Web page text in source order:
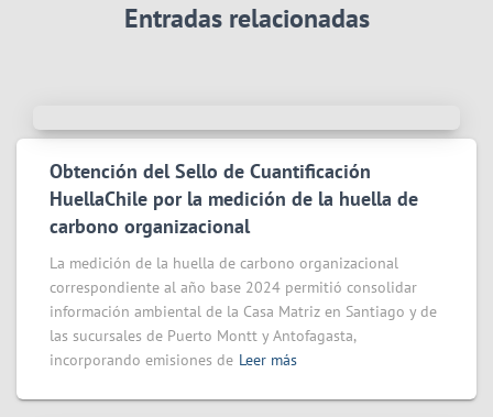
Entradas relacionadas
Obtención del Sello de Cuantificación
HuellaChile por la medición de la huella de
carbono organizacional
La medición de la huella de carbono organizacional
correspondiente al año base 2024 permitió consolidar
información ambiental de la Casa Matriz en Santiago y de
las sucursales de Puerto Montt y Antofagasta,
incorporando emisiones de Leer más